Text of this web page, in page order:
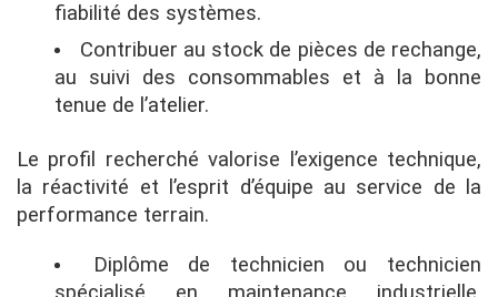
fiabilité des systèmes.
Contribuer au stock de pièces de rechange,
au suivi des consommables et à la bonne
tenue de l’atelier.
Le profil recherché valorise l’exigence technique,
la réactivité et l’esprit d’équipe au service de la
performance terrain.
Diplôme de technicien ou technicien